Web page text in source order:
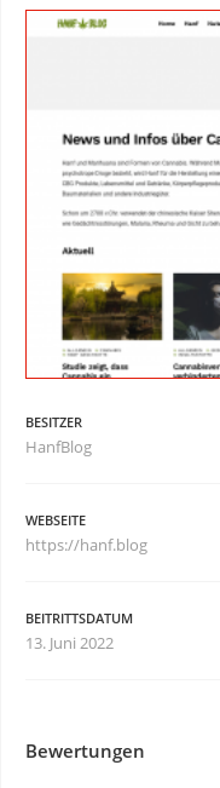
BESITZER
HanfBlog
WEBSEITE
https://hanf.blog
BEITRITTSDATUM
13. Juni 2022
Bewertungen